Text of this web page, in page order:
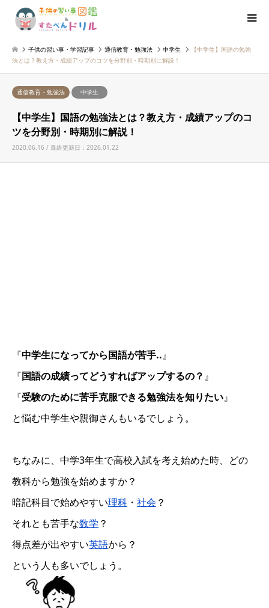
子供の習い事・学習記事 通信教育・勉強法 中学生
【中学生】国語の勉強
法とは？教え方・成績アップのコツを分野別・時期別に解説！
通信教育・勉強法 中学生
【中学生】国語の勉強法とは？教え方・成績アップのコ
ツを分野別・時期別に解説！
2020.06.16 / 最終更新日：2026.01.22
『中学生になってから国語が苦手..』
『国語の成績ってどうすればアップするの？ 』
『受験のために苦手克服できる勉強法を知りたい』
と悩む中学生や親御さんもいるでしょう。
ちなみに、中学3年生で高校入試を考え始めた時、どの
教科から勉強を始めますか？
暗記科目で始めやすい理科 ・ 社会 ？
それとも苦手な数学 ？
得点差が出やすい英語から？
という人も多いでしょう。